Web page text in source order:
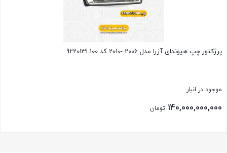
پرژکتور چپ هیوندای آزرا مدل 2006 -2010 کد 922013L100
موجود در انبار
140,000,000,000 تومان